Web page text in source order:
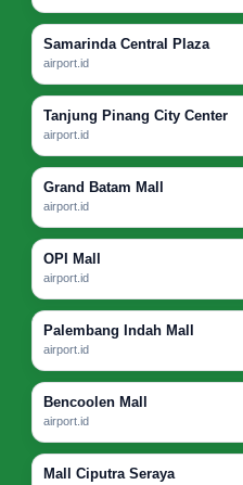
Samarinda Central Plaza
airport.id
Tanjung Pinang City Center
airport.id
Grand Batam Mall
airport.id
OPI Mall
airport.id
Palembang Indah Mall
airport.id
Bencoolen Mall
airport.id
Mall Ciputra Seraya